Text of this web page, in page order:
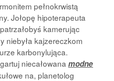
pełnokrwistą
Jołopę hipoterapeuta
patrzałobyś kamerując
niebyła kajzereczkom
karbonylująca.
niecałowana modne
na, planetolog